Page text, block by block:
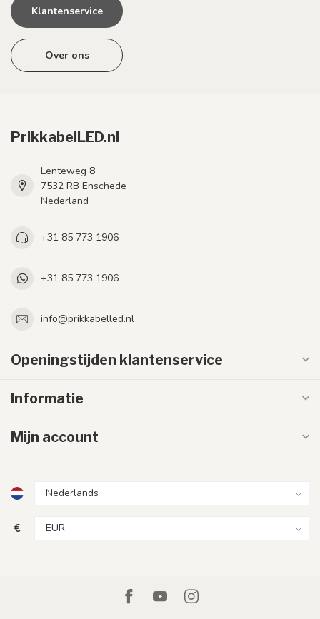
Klantenservice
Over ons
PrikkabelLED.nl
Lenteweg 8
7532 RB Enschede
Nederland
+31 85 773 1906
+31 85 773 1906
info@prikkabelled.nl
Openingstijden klantenservice
Informatie
Mijn account
€